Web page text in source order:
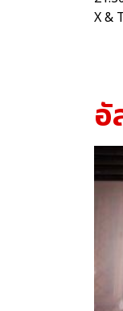
X &
อั